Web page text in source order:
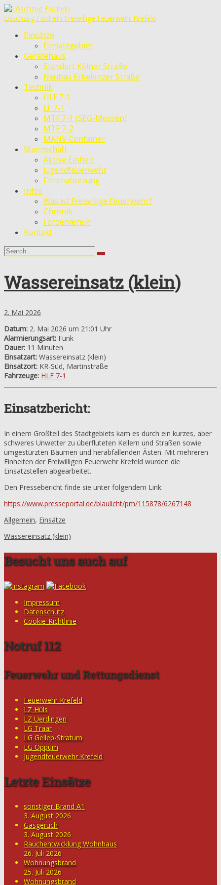
Löschzug Fischeln Freiwillige Feuerwehr Krefeld
Einsätze
Einsatzgebiet
Gerätehaus
Standort Kölner Straße
Neubau Erkelenzer Straße
Technik
HLF 7-1
LF 7-1
MTF 7-1 (SEG-Messen)
MTF 7-2
MANV-Container
Mannschaft
Aktive Einheit
Jugendfeuerwehr
Ehrenabteilung
Infos
Was ist Freiwillige Feuerwehr?
Chronik
Förderverein
Kontakt
Wassereinsatz (klein)
2. Mai 2026
Datum: 2. Mai 2026 um 21:01 Uhr
Alarmierungsart: Funk
Dauer: 11 Minuten
Einsatzart: Wassereinsatz (klein)
Einsatzort: KR-Süd, Martinstraße
Fahrzeuge: HLF 7-1
Einsatzbericht:
In einem Großteil des Stadtgebiets kam es durch ein kurzes, aber
schweres Unwetter zu überfluteten Kellern und Straßen sowie
umgestürzten Bäumen und herabfallenden Ästen. Mit mehreren
Einheiten der Freiwilligen Feuerwehr Krefeld wurden die
Einsatzstellen abgearbeitet.
Den Pressebericht finde sie unter folgendem Link:
https://www.presseportal.de/blaulicht/pm/115878/6267148
Allgemein, Einsätze
Wassereinsatz (klein)
Besucht uns auch auf
Impressum
Datenschutz
Cookie-Richtlinie
Notruf 112
Feuerwehr und Rettungsdienst
Feuerwehr Krefeld
LZ Hüls
LZ Uerdingen
LG Traar
LG Gellep-Stratum
LG Oppum
Jugendfeuerwehr Krefeld
Letzte Einsätze
sonstiger Brand A1
3. August 2026
Gasgeruch
3. August 2026
Rauchentwicklung Wohnhaus
26. Juli 2026
Wohnungsbrand
25. Juli 2026
Wohnungsbrand